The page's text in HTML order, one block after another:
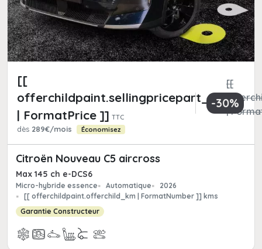
[[
offerchildpaint.sellingpricepart_ttc
| FormatPrice ]] TTC
[[
|
dès 289€/mois Économisez
-30%
Citroën Nouveau C5 aircross
Max 145 ch e-DCS6
Micro-hybride essence Automatique
2026
[[ offerchildpaint.offerchild_km | FormatNumber ]] kms
Garantie Constructeur